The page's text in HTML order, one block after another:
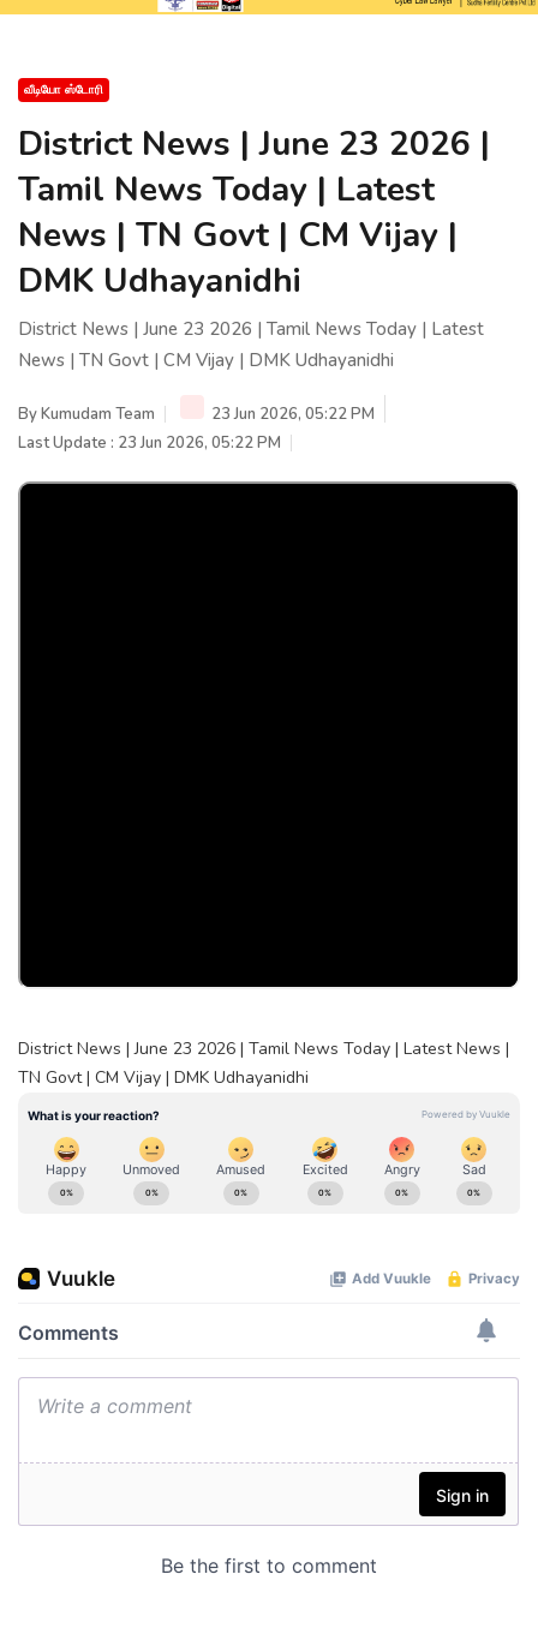
வீடியோ ஸ்டோரி
District News | June 23 2026 |
Tamil News Today | Latest
News | TN Govt | CM Vijay |
DMK Udhayanidhi
District News | June 23 2026 | Tamil News Today | Latest
News | TN Govt | CM Vijay | DMK Udhayanidhi
ByKumudam Team
23 Jun 2026, 05:22 PM
Last Update : 23 Jun 2026, 05:22 PM
District News | June 23 2026 | Tamil News Today | Latest News |
TN Govt | CM Vijay | DMK Udhayanidhi